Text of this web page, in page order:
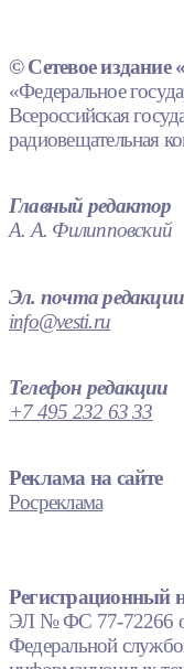
© Сетевое издание
«Федеральное
Всероссийская
радиовещательная
Главный редактор
А. А. Филипповский
Эл. почта редакции
info@vesti.ru
Телефон редакции
+7 495 232 63 33
Реклама на сайте
Росреклама
Регистрационный
ЭЛ № ФС 77-72266
Федеральной